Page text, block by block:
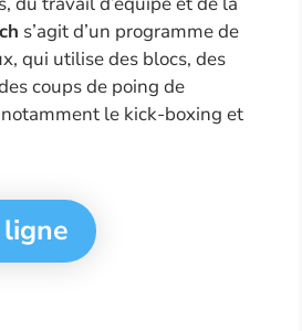
s’agit d’un programme de
qui utilise des blocs, des
coups de poing de
le kick-boxing et